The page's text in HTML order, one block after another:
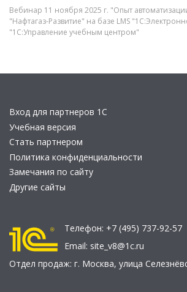
Вебинар 11 ноября 2025 г. "Опыт
"Нафтагаз-Развитие" на базе LMS
"1С:Управление учебным центром"
Вход для партнеров 1С
Учебная версия
Стать партнером
Политика конфиденциальности
Замечания по сайту
Другие сайты
Телефон: +7 (495) 737-92-57
Email: site_v8@1c.ru
Отдел продаж: г. Москва, улица